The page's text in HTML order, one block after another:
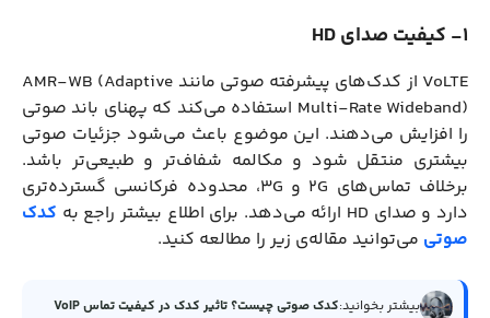
1- کیفیت صدای HD
VoLTE از کدک‌های پیشرفته صوتی مانند AMR-WB (Adaptive
Multi-Rate Wideband) استفاده می‌کند که پهنای باند صوتی
را افزایش می‌دهند. این موضوع باعث می‌شود جزئیات صوتی
بیشتری منتقل شود و مکالمه شفاف‌تر و طبیعی‌تر باشد.
برخلاف تماس‌های 2G و 3G، محدوده فرکانسی گسترده‌تری
دارد و صدای HD ارائه می‌دهد. برای اطلاع بیشتر راجع به
کدک
صوتی می‌توانید مقاله‌ی زیر را مطالعه کنید.
بیشتر بخوانید:کدک صوتی چیست؟ تاثیر کدک در کیفیت تماس VoIP